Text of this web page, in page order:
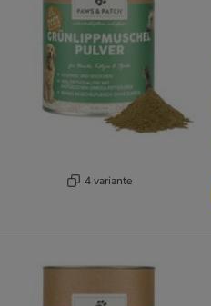
4 variante